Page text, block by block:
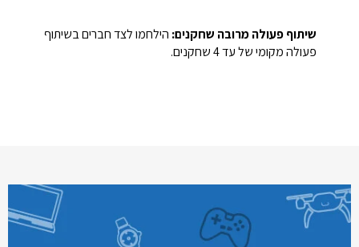
שיתוף פעולה מרובה שחקנים: הילחמו לצד חברים בשיתוף
פעולה מקומי של עד 4 שחקנים.